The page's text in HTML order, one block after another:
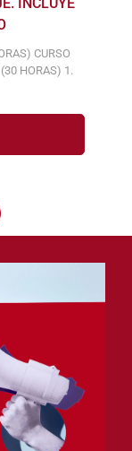
INCLUYE
CURSO
HORAS) 1.